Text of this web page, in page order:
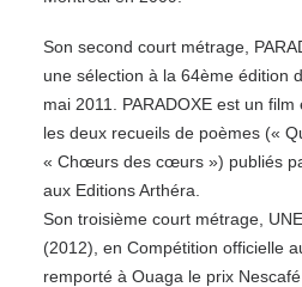
Son second court métrage,
une sélection à la 64ème édition
mai 2011. PARADOXE est un
les deux recueils de poèmes («
« Chœurs des cœurs ») publiés
aux Editions Arthéra.
Son troisième court métrage,
(2012), en Compétition officielle
remporté à Ouaga le prix